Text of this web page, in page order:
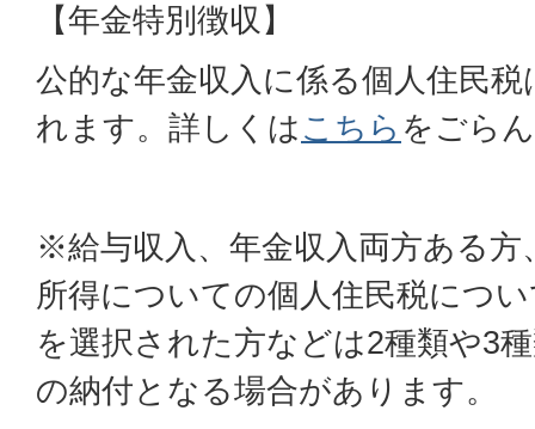
【年金特別徴収】
公的な年金収入に係る個人住民
れます。詳しくはこちら をごら
※給与収入、年金収入両方ある方
所得についての個人住民税につ
を選択された方などは2種類や3
の納付となる場合があります。